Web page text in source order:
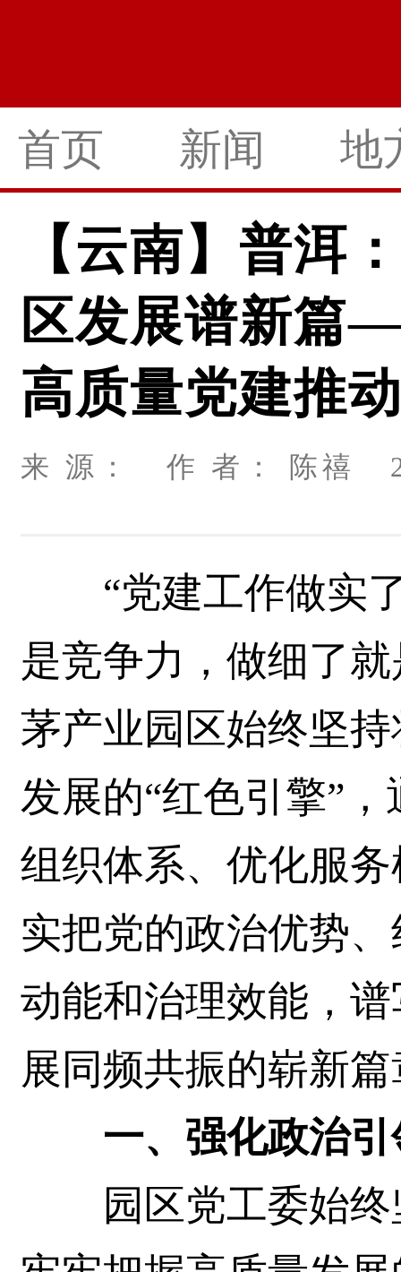
首页 新闻 地
【云南】普洱
区发展谱新篇
高质量党建推
来 源： 作 者： 陈禧
“党建工作做实了
是竞争力，做细了
茅产业园区始终坚
发展的“红色引擎”
组织体系、优化服
实把党的政治优势
动能和治理效能，
展同频共振的崭新
一、强化政治引
园区党工委始终